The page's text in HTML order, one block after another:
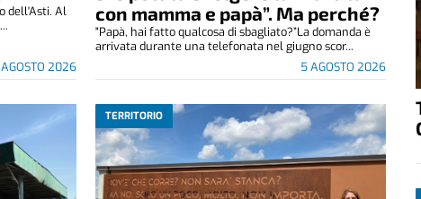
2026
dell'Asti. Al
con mamma e papà”. Ma perché?
5 AGOSTO 2026
"Papà, hai fatto qualcosa di sbagliato?”La domanda è
arrivata durante una telefonata nel giugno scor...
TERRITORIO